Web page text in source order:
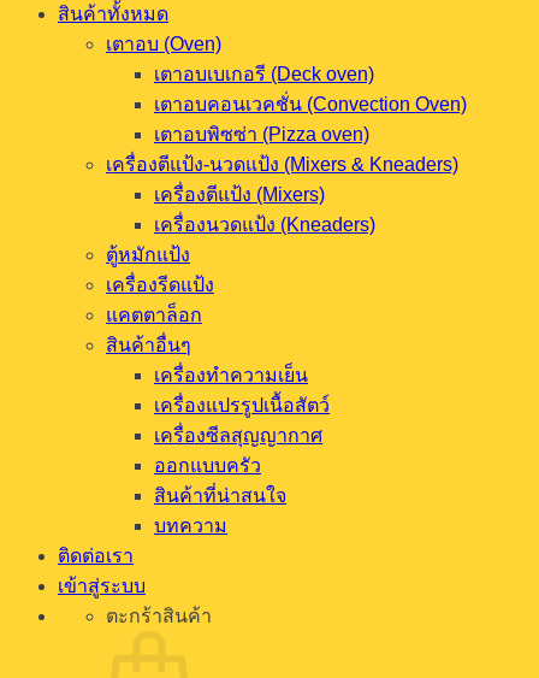
สินค้าทั้งหมด
เตาอบ (Oven)
เตาอบเบเกอรี (Deck oven)
เตาอบคอนเวคชั่น (Convection Oven)
เตาอบพิซซ่า (Pizza oven)
เครื่องตีแป้ง-นวดแป้ง (Mixers & Kneaders)
เครื่องตีแป้ง (Mixers)
เครื่องนวดแป้ง (Kneaders)
ตู้หมักแป้ง
เครื่องรีดแป้ง
แคตตาล็อก
สินค้าอื่นๆ
เครื่องทำความเย็น
เครื่องแปรรูปเนื้อสัตว์
เครื่องซีลสุญญากาศ
ออกแบบครัว
สินค้าที่น่าสนใจ
บทความ
ติดต่อเรา
เข้าสู่ระบบ
ตะกร้าสินค้า